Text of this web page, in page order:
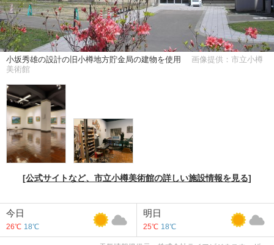
小坂秀雄の設計の旧小樽地方貯金局の建物を使用
画像提供：市立小樽
美術館
[公式サイトなど、市立小樽美術館の詳しい施設情報を見る]
今日
26℃ 18℃
明日
25℃ 18℃